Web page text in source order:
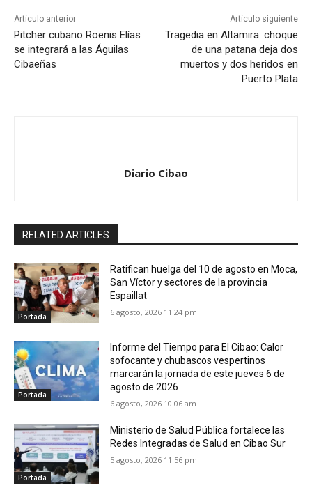
Artículo anterior
Pitcher cubano Roenis Elías
se integrará a las Águilas
Cibaeñas
Artículo siguiente
Tragedia en Altamira: choque
de una patana deja dos
muertos y dos heridos en
Puerto Plata
Diario Cibao
RELATED ARTICLES
Portada
Ratifican huelga del 10 de agosto en Moca,
San Víctor y sectores de la provincia
Espaillat
6 agosto, 2026 11:24 pm
Portada
Informe del Tiempo para El Cibao: Calor
sofocante y chubascos vespertinos
marcarán la jornada de este jueves 6 de
agosto de 2026
6 agosto, 2026 10:06 am
Portada
Ministerio de Salud Pública fortalece las
Redes Integradas de Salud en Cibao Sur
5 agosto, 2026 11:56 pm